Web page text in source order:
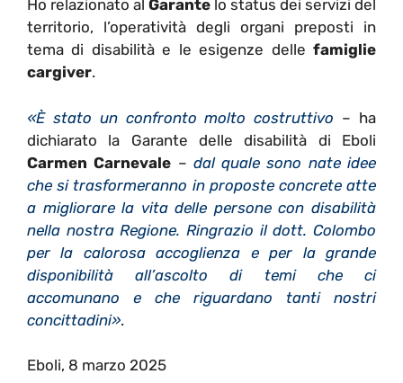
Ho relazionato al Garante lo status dei servizi del
territorio, l’operatività degli organi preposti in
tema di disabilità e le esigenze delle famiglie
cargiver.
«È stato un confronto molto costruttivo – ha
dichiarato la Garante delle disabilità di Eboli
Carmen Carnevale – dal quale sono nate idee
che si trasformeranno in proposte concrete atte
a migliorare la vita delle persone con disabilità
nella nostra Regione. Ringrazio il dott. Colombo
per la calorosa accoglienza e per la grande
disponibilità all’ascolto di temi che ci
accomunano e che riguardano tanti nostri
concittadini».
Eboli, 8 marzo 2025